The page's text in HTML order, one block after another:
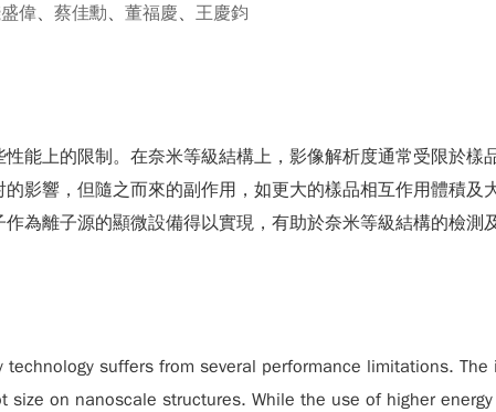
偉、蔡佳勳、董福慶、王慶鈞
能上的限制。在奈米等級結構上，影像解析度通常受限於
影響，但隨之而來的副作用，如更大的樣品相互作用體積
為離子源的顯微設備得以實現，有助於奈米等級結構的檢
technology suffers from several performance limitations.
on nanoscale structures. While the use of higher